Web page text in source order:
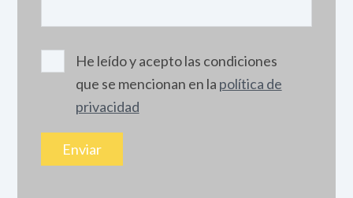
He leído y acepto las condiciones
que se mencionan en la política de
privacidad